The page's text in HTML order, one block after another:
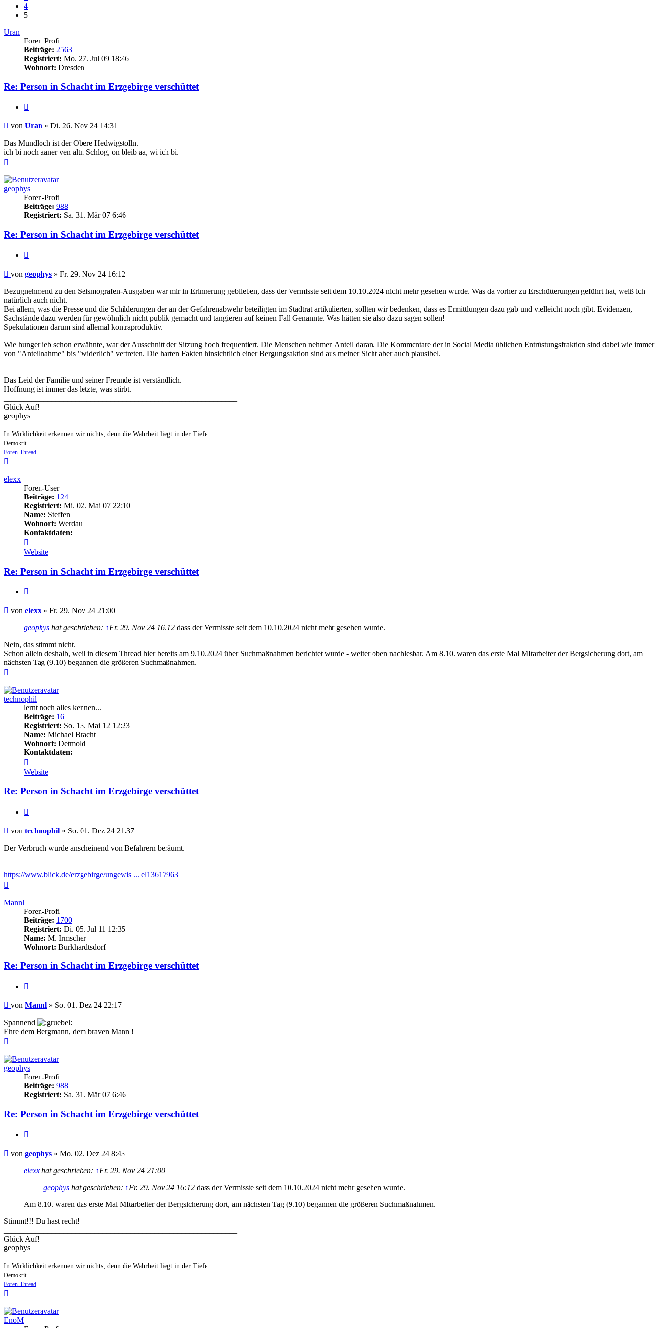
4
5
Uran
Foren-Profi
Beiträge: 2563
Registriert: Mo. 27. Jul 09 18:46
Wohnort: Dresden
Re: Person in Schacht im Erzgebirge verschüttet
Beitrag
von Uran » Di. 26. Nov 24 14:31
Das Mundloch ist der Obere Hedwigstolln.
ich bi noch aaner ven altn Schlog, on bleib aa, wi ich bi.
geophys
Foren-Profi
Beiträge: 988
Registriert: Sa. 31. Mär 07 6:46
Re: Person in Schacht im Erzgebirge verschüttet
Beitrag
von geophys » Fr. 29. Nov 24 16:12
Bezugnehmend zu den Seismografen-Ausgaben war mir in Erinnerung geblieben, dass der Vermisste seit dem 10.10.2024 nicht mehr gesehen wurde. Was da vorher zu Erschütterungen geführt hat, weiß ich
natürlich auch nicht.
Bei allem, was die Presse und die Schilderungen der an der Gefahrenabwehr beteiligten im Stadtrat artikulierten, sollten wir bedenken, dass es Ermittlungen dazu gab und vielleicht noch gibt. Evidenzen,
Sachstände dazu werden für gewöhnlich nicht publik gemacht und tangieren auf keinen Fall Genannte. Was hätten sie also dazu sagen sollen!
Spekulationen darum sind allemal kontraproduktiv.
Wie hungerlieb schon erwähnte, war der Ausschnitt der Sitzung hoch frequentiert. Die Menschen nehmen Anteil daran. Die Kommentare der in Social Media üblichen Entrüstungsfraktion sind dabei wie immer
von "Anteilnahme" bis "widerlich" vertreten. Die harten Fakten hinsichtlich einer Bergungsaktion sind aus meiner Sicht aber auch plausibel.
Das Leid der Familie und seiner Freunde ist verständlich.
Hoffnung ist immer das letzte, was stirbt.
Glück Auf!
geophys
In Wirklichkeit erkennen wir nichts; denn die Wahrheit liegt in der Tiefe
Demokrit
Foren-Thread
elexx
Foren-User
Beiträge: 124
Registriert: Mi. 02. Mai 07 22:10
Name: Steffen
Wohnort: Werdau
Kontaktdaten:
von
elexx
Website
Re: Person in Schacht im Erzgebirge verschüttet
Beitrag
von elexx » Fr. 29. Nov 24 21:00
geophys hat geschrieben: ↑Fr. 29. Nov 24 16:12 dass der Vermisste seit dem 10.10.2024 nicht mehr gesehen wurde.
Nein, das stimmt nicht.
Schon allein deshalb, weil in diesem Thread hier bereits am 9.10.2024 über Suchmaßnahmen berichtet wurde - weiter oben nachlesbar. Am 8.10. waren das erste Mal MItarbeiter der Bergsicherung dort, am
nächsten Tag (9.10) begannen die größeren Suchmaßnahmen.
technophil
lernt noch alles kennen...
Beiträge: 16
Registriert: So. 13. Mai 12 12:23
Name: Michael Bracht
Wohnort: Detmold
Kontaktdaten:
von
technophil
Website
Re: Person in Schacht im Erzgebirge verschüttet
Beitrag
von technophil » So. 01. Dez 24 21:37
Der Verbruch wurde anscheinend von Befahrern beräumt.
https://www.blick.de/erzgebirge/ungewis ... el13617963
Mannl
Foren-Profi
Beiträge: 1700
Registriert: Di. 05. Jul 11 12:35
Name: M. Irmscher
Wohnort: Burkhardtsdorf
Re: Person in Schacht im Erzgebirge verschüttet
Beitrag
von Mannl » So. 01. Dez 24 22:17
Spannend
Ehre dem Bergmann, dem braven Mann !
geophys
Foren-Profi
Beiträge: 988
Registriert: Sa. 31. Mär 07 6:46
Re: Person in Schacht im Erzgebirge verschüttet
Beitrag
von geophys » Mo. 02. Dez 24 8:43
elexx hat geschrieben: ↑Fr. 29. Nov 24 21:00
geophys hat geschrieben: ↑Fr. 29. Nov 24 16:12 dass der Vermisste seit dem 10.10.2024 nicht mehr gesehen wurde.
Am 8.10. waren das erste Mal MItarbeiter der Bergsicherung dort, am nächsten Tag (9.10) begannen die größeren Suchmaßnahmen.
Stimmt!!! Du hast recht!
Glück Auf!
geophys
In Wirklichkeit erkennen wir nichts; denn die Wahrheit liegt in der Tiefe
Demokrit
Foren-Thread
EnoM